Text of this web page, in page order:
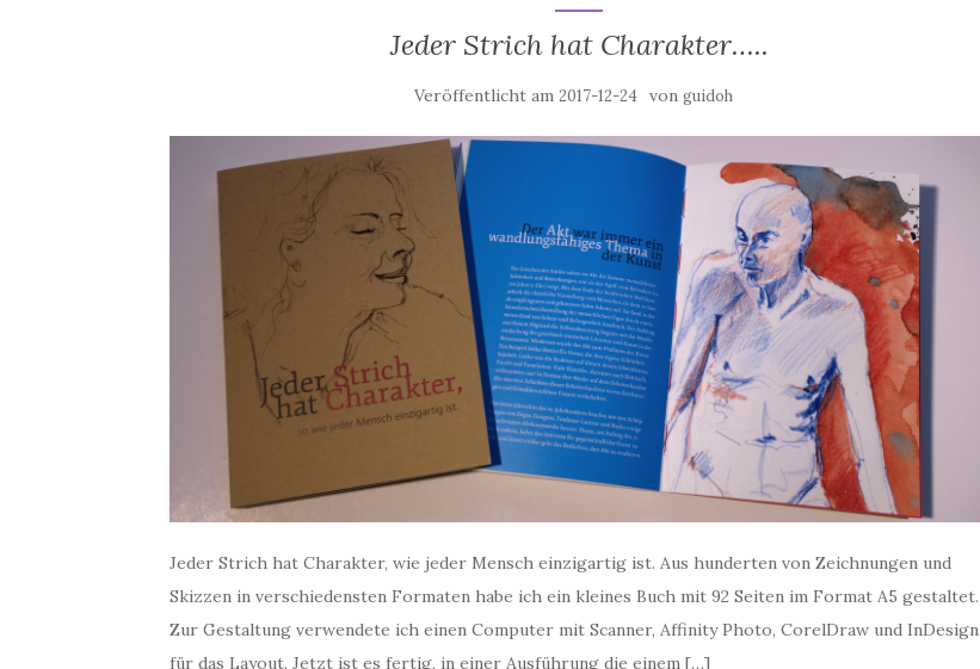
Jeder Strich hat Charakter…..
Veröffentlicht am 2017-12-24 von guidoh
Jeder Strich hat Charakter, wie jeder Mensch einzigartig ist. Aus hunderten von Zeichnungen und
Skizzen in verschiedensten Formaten habe ich ein kleines Buch mit 92 Seiten im Format A5 gestaltet.
Zur Gestaltung verwendete ich einen Computer mit Scanner, Affinity Photo, CorelDraw und InDesign
für das Layout. Jetzt ist es fertig, in einer Ausführung die einem […]